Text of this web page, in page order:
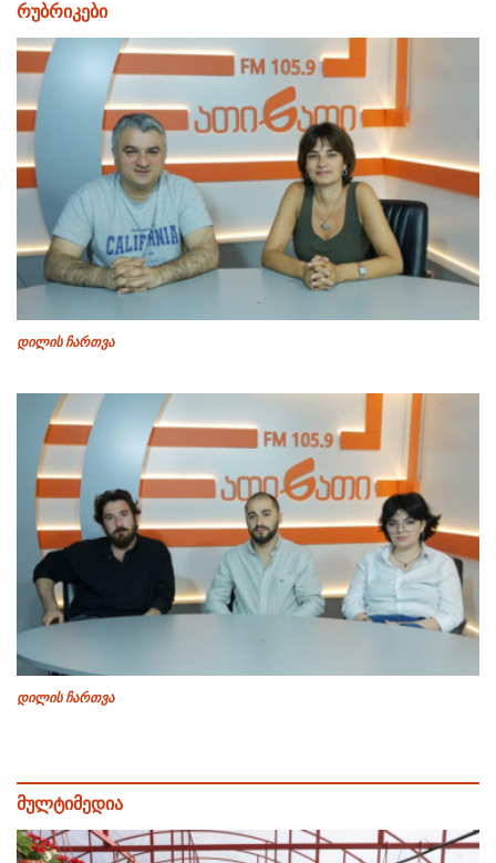
რუბრიკები
დილის ჩართვა
დილის ჩართვა
მულტიმედია